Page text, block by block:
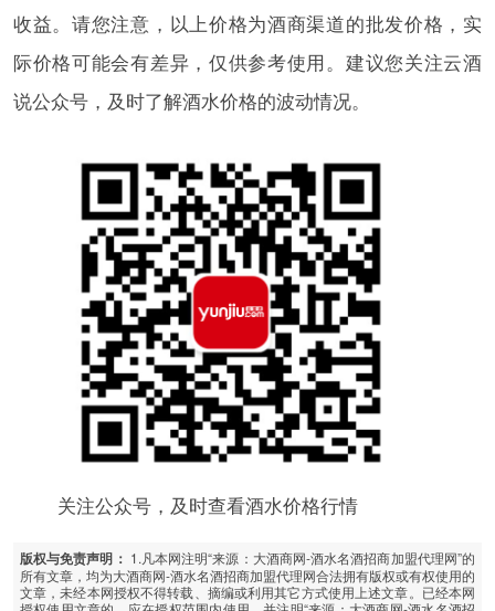
收益。请您注意，以上价格为酒商渠道的批发价格，实
际价格可能会有差异，仅供参考使用。建议您关注云酒
说公众号，及时了解酒水价格的波动情况。
关注公众号，及时查看酒水价格行情
版权与免责声明： 1.凡本网注明“来源：大酒商网-酒水名酒招商加盟代理网”的
所有文章，均为大酒商网-酒水名酒招商加盟代理网合法拥有版权或有权使用的
文章，未经本网授权不得转载、摘编或利用其它方式使用上述文章。已经本网